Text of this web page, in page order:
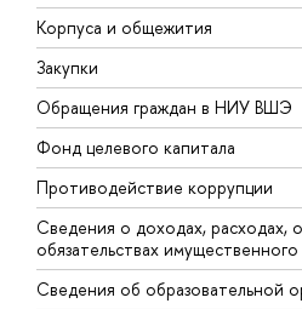
Корпуса и общежития
Закупки
Обращения граждан в НИУ ВШЭ
Фонд целевого капитала
Противодействие коррупции
Сведения о доходах, расходах,
обязательствах
Сведения об образовательной